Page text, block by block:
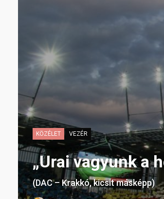
KÖZÉLET VEZÉR
„Urai vagyunk a
(DAC – Krakkó, kicsit másképp)